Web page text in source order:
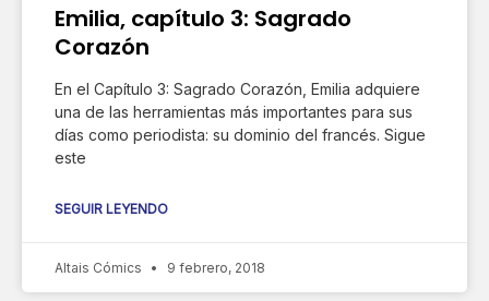
Emilia, capítulo 3: Sagrado
Corazón
En el Capítulo 3: Sagrado Corazón, Emilia adquiere
una de las herramientas más importantes para sus
días como periodista: su dominio del francés. Sigue
este
SEGUIR LEYENDO
Altais Cómics 9 febrero, 2018